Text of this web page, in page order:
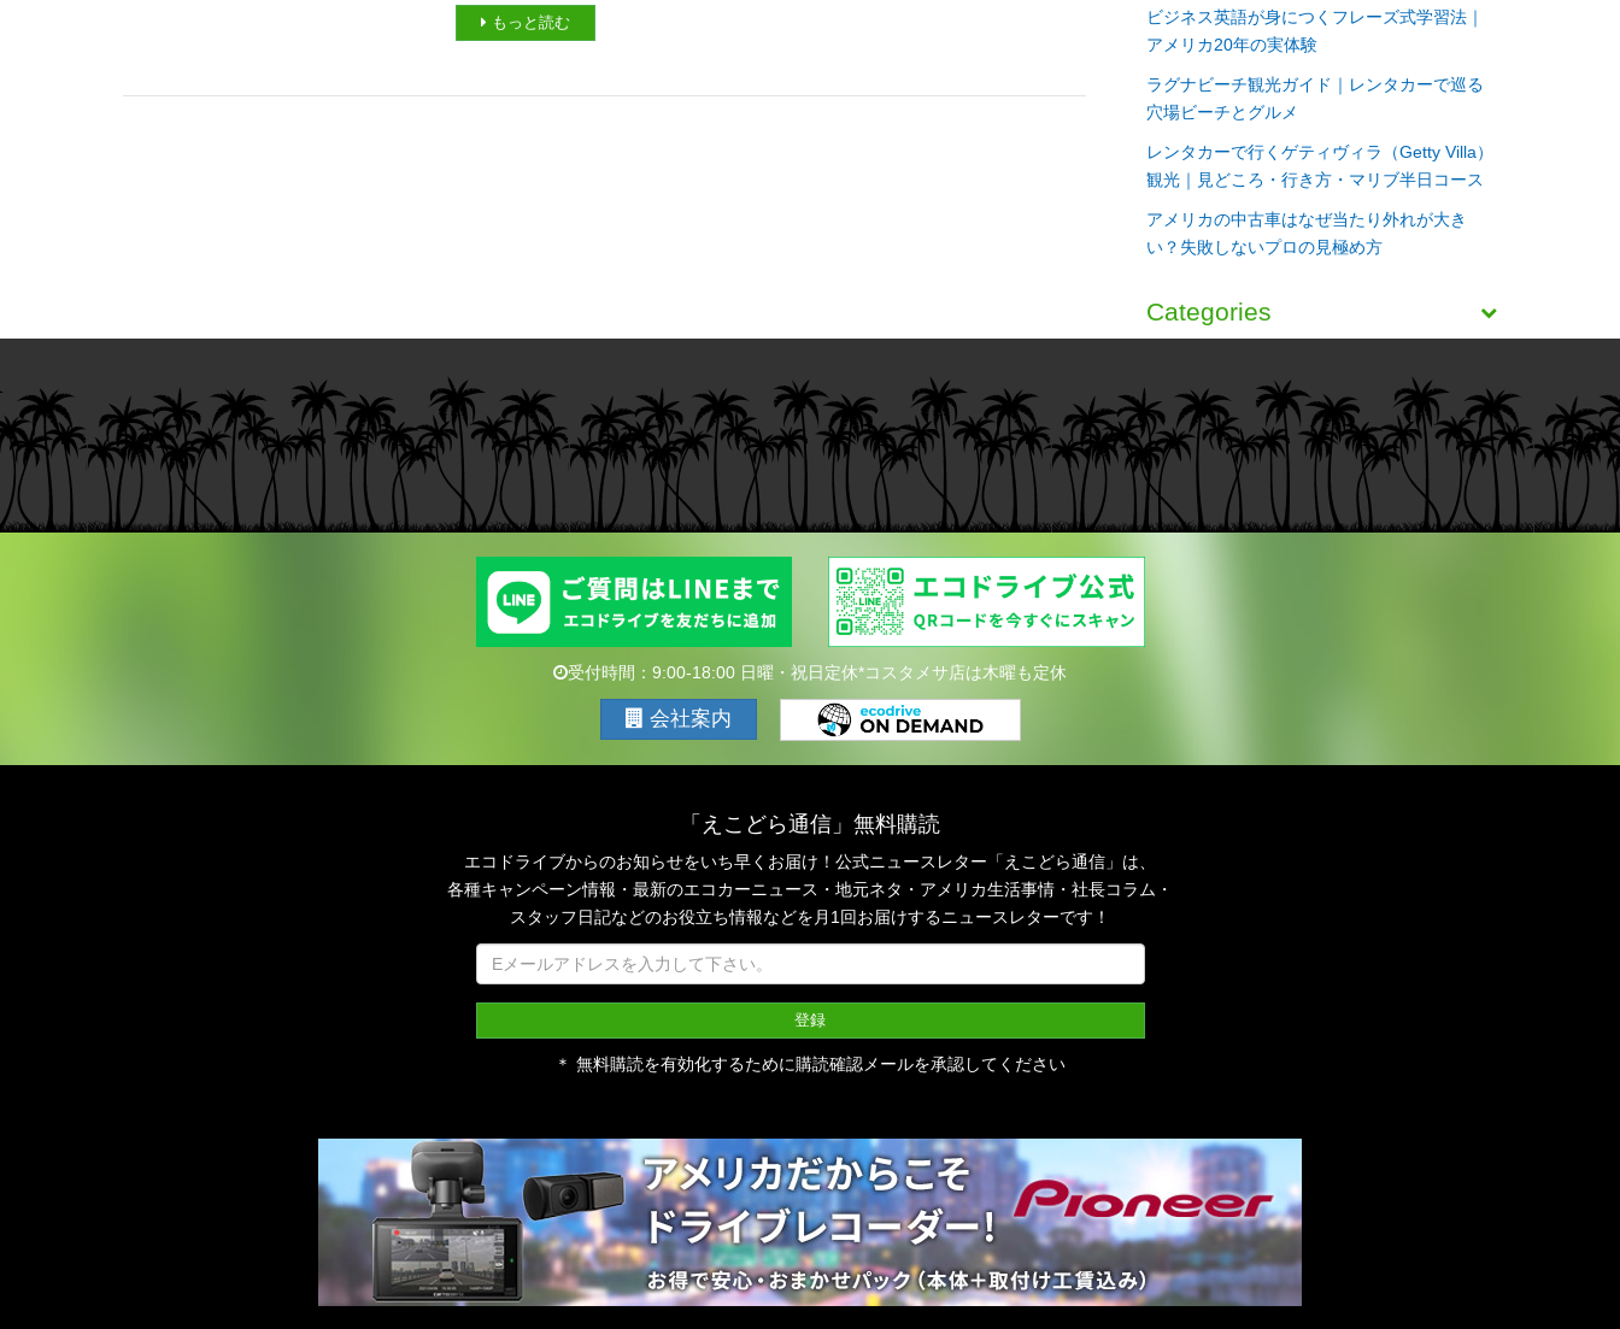
もっと読む
ビジネス英語が身につくフレーズ式学習法｜
アメリカ20年の実体験
ラグナビーチ観光ガイド｜レンタカーで巡る
穴場ビーチとグルメ
レンタカーで行くゲティヴィラ（Getty Villa）
観光｜見どころ・行き方・マリブ半日コース
アメリカの中古車はなぜ当たり外れが大き
い？失敗しないプロの見極め方
Categories
受付時間：9:00-18:00 日曜・祝日定休*コスタメサ店は木曜も定休
会社案内
「えこどら通信」無料購読
エコドライブからのお知らせをいち早くお届け！公式ニュースレター「えこどら通信」は、
各種キャンペーン情報・最新のエコカーニュース・地元ネタ・アメリカ生活事情・社長コラム・
スタッフ日記などのお役立ち情報などを月1回お届けするニュースレターです！
＊ 無料購読を有効化するために購読確認メールを承認してください